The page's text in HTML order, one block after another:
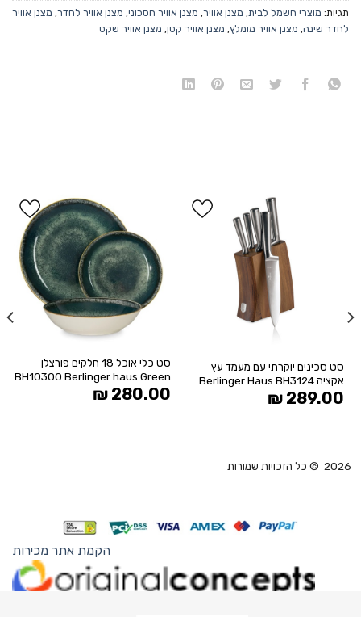
תגיות: מוצרי חשמל לבית, מצנן אוויר, מצנן אוויר חסכוני, מצנן אוויר לחדר, מצנן אוויר
לחדר שינה, מצנן אוויר מומלץ, מצנן אוויר קטן, מצנן אוויר שקט
WISHLIST
סט סכינים יוקרתי עם מעמד עץ
אקציה Berlinger Haus BH3124
289.00
₪
הוסף
ל
WISHLIST
סט כלי אוכל 18 חלקים פורצלן
BH10300 Berlinger haus Green
280.00
₪
הקמת אתר מכירות